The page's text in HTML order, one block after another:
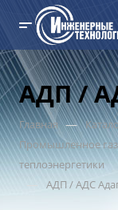
АДП /
Главная —
Промышленное
теплоэнергетики
— АДП / АДС